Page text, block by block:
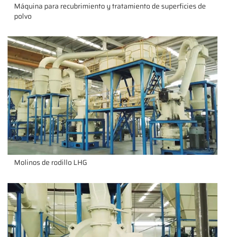
Máquina para recubrimiento y tratamiento de superficies de
polvo
Molinos de rodillo LHG